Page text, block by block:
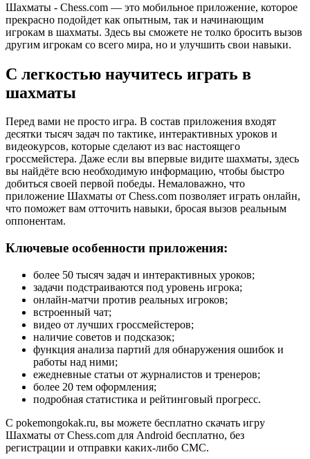
Шахматы - Chess.com — это мобильное приложение, которое
прекрасно подойдет как опытным, так и начинающим
игрокам в шахматы. Здесь вы сможете не толко бросить вызов
другим игрокам со всего мира, но и улучшить свои навыки.
С легкостью научитесь играть в
шахматы
Перед вами не просто игра. В состав приложения входят
десятки тысяч задач по тактике, интерактивных уроков и
видеокурсов, которые сделают из вас настоящего
гроссмейстера. Даже если вы впервые видите шахматы, здесь
вы найдёте всю необходимую информацию, чтобы быстро
добиться своей первой победы. Немаловажно, что
приложение Шахматы от Chess.com позволяет играть онлайн,
что поможет вам отточить навыки, бросая вызов реальным
оппонентам.
Ключевые особенности приложения:
более 50 тысяч задач и интерактивных уроков;
задачи подстраиваются под уровень игрока;
онлайн-матчи против реальных игроков;
встроенный чат;
видео от лучших гроссмейстеров;
наличие советов и подсказок;
функция анализа партий для обнаружения ошибок и
работы над ними;
ежедневные статьи от журналистов и тренеров;
более 20 тем оформления;
подробная статистика и рейтинговый прогресс.
С pokemongokak.ru, вы можете бесплатно скачать игру
Шахматы от Chess.com для Android бесплатно, без
регистрации и отправки каких-либо СМС.